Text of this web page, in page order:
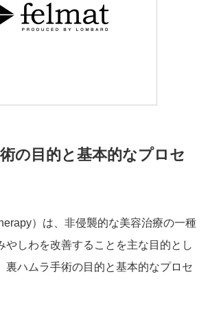
の目的と基本的なプロセ
）は、非侵襲的な美容治療の一種
やしわを改善することを主な目的とし
裏ハムラ手術の目的と基本的なプロセ